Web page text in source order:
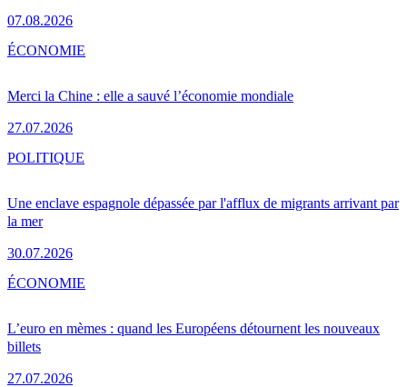
07.08.2026
Merci la Chine : elle a sauvé l’économie mondiale
27.07.2026
ÉCONOMIE
Une enclave espagnole dépassée par l'afflux de migrants arrivant par
la mer
30.07.2026
POLITIQUE
L’euro en mèmes : quand les Européens détournent les nouveaux
billets
27.07.2026
ÉCONOMIE